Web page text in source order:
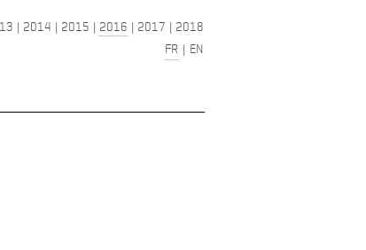
| 2014 | 2015 | 2016 | 2017 | 2018
FR | EN